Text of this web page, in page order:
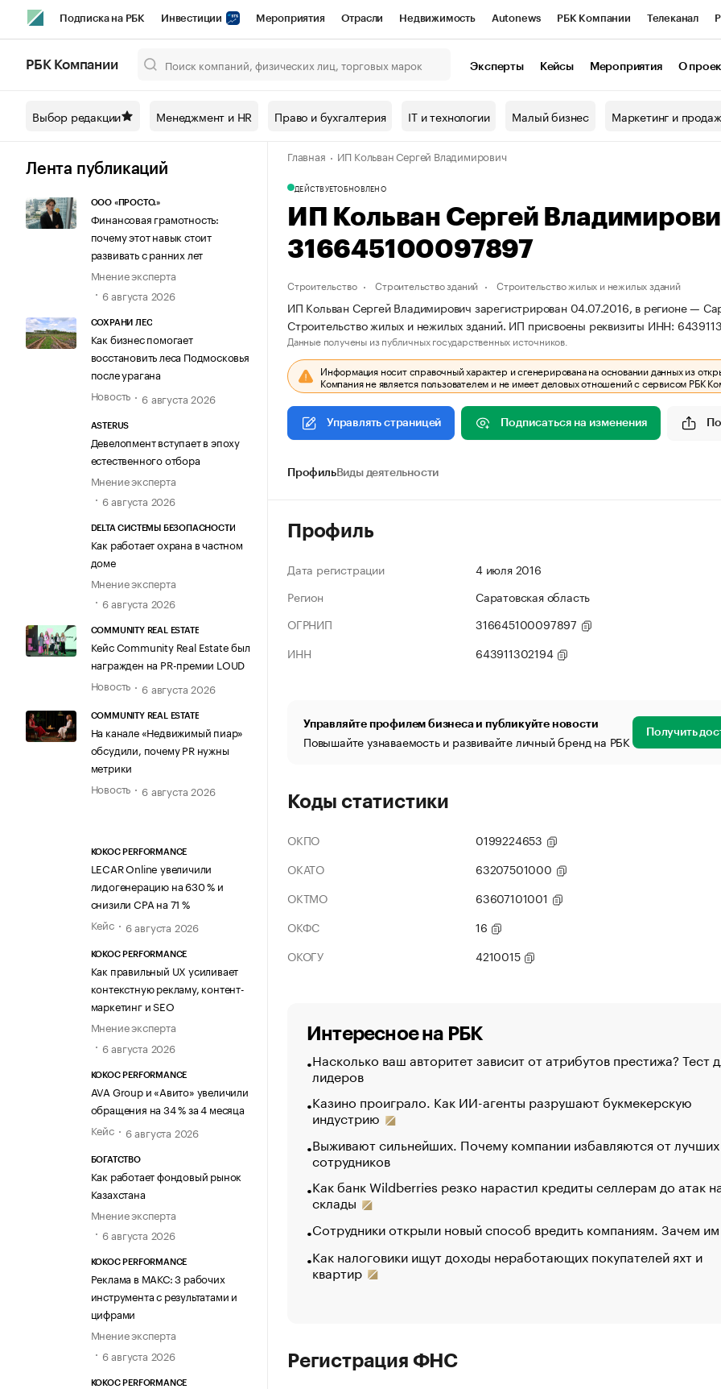
Подписка на РБК Инвестиции Мероприятия Отрасли Недвижимость Autonews РБК Компании Телеканал
Спецпроекты СПб Конференции СПб Спецпроекты Проверка контрагентов
Технологии и медиа Рынок наличной валюты
РБК Компании Эксперты Кейсы Мероприятия О
Выбор редакции Менеджмент и HR Право и бухгалтерия IT и технологии Малый бизнес Маркетинг и
Лента публикаций
ООО «ПРОСТО.»
Финансовая грамотность:
почему этот навык стоит
развивать с ранних лет
Мнение эксперта
6 августа 2026
СОХРАНИ ЛЕС
Как бизнес помогает
восстановить леса Подмосковья
после урагана
Новость
6 августа 2026
ASTERUS
Девелопмент вступает в эпоху
естественного отбора
Мнение эксперта
6 августа 2026
DELTA СИСТЕМЫ БЕЗОПАСНОСТИ
Как работает охрана в частном
доме
Мнение эксперта
6 августа 2026
COMMUNITY REAL ESTATE
Кейс Community Real Estate был
награжден на PR-премии LOUD
Новость
6 августа 2026
COMMUNITY REAL ESTATE
На канале «Недвижимый пиар»
обсудили, почему PR нужны
метрики
Новость
6 августа 2026
KOKOC PERFORMANCE
LECAR Online увеличили
лидогенерацию на 630 % и
снизили CPA на 71 %
Кейс
6 августа 2026
KOKOC PERFORMANCE
Как правильный UX усиливает
контекстную рекламу, контент-
маркетинг и SEO
Мнение эксперта
6 августа 2026
KOKOC PERFORMANCE
AVA Group и «Авито» увеличили
обращения на 34 % за 4 месяца
Кейс
6 августа 2026
БОГАТСТВО
Как работает фондовый рынок
Казахстана
Мнение эксперта
6 августа 2026
KOKOC PERFORMANCE
Реклама в МАКС: 3 рабочих
инструмента с результатами и
цифрами
Мнение эксперта
6 августа 2026
KOKOC PERFORMANCE
Главная ИП Кольван Сергей Владимирович
ДЕЙСТВУЕТОБНОВЛЕНО
ИП Кольван Сергей
316645100097897
Строительство Строительство зданий Строительство жилых и нежилых зданий
ИП Кольван Сергей Владимирович зарегистрирован 04.07.2016, в регионе —
Строительство жилых и нежилых зданий. ИП присвоены реквизиты ИНН:
Данные получены из публичных государственных источников.
Информация носит справочный характер и сгенерирована на основании данных из
Компания не является пользователем и не имеет деловых отношений с сервисом РБК
Управлять страницей Подписаться на изменения
ПрофильВиды деятельности
Профиль
Дата регистрации
4 июля 2016
Регион
Саратовская область
ОГРНИП
316645100097897
ИНН
643911302194
Управляйте профилем бизнеса и публикуйте новости
Повышайте узнаваемость и развивайте личный бренд на РБК Получить
Коды статистики
ОКПО
0199224653
ОКАТО
63207501000
ОКТМО
63607101001
ОКФС
16
ОКОГУ
4210015
Интересное на РБК
Насколько ваш авторитет зависит от атрибутов престижа? Тест
лидеров
Казино проиграло. Как ИИ-агенты разрушают букмекерскую
индустрию
Выживают сильнейших. Почему компании избавляются от лучших
сотрудников
Как банк Wildberries резко нарастил кредиты селлерам до атак
склады
Сотрудники открыли новый способ вредить компаниям. Зачем
Как налоговики ищут доходы неработающих покупателей яхт и
квартир
Регистрация ФНС